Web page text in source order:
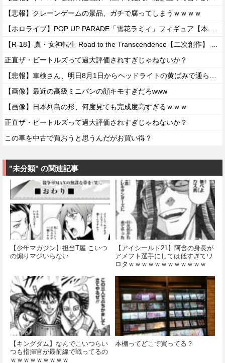
【悲報】クレーンゲームの景品、ガチで腐ってしまうｗｗｗｗ
正直ザ・ビートルズって過大評価されすぎじゃねないか？
【画像】最近の高級ミニバンの顔キモすぎだろwww
【画像】日本列島の形、何度見ても完成度高すぎるｗｗｗ
正直ザ・ビートルズって過大評価されすぎじゃねないか？
この車を中古で買おうと思うんだがお買い得？
"未分類" の関連記事
【少年マガジン】担当T屋 こいつ
の煽りマジいらない
【アイシールド21】阿含の身長が
アメフト選手にしては低すぎてワ
ロタｗｗｗｗｗｗｗｗｗｗｗｗ
【キングダム】なんでこいつらい
つも指揮官が最前線で戦ってるの
ｗｗｗｗｗｗｗｗｗ
本棚ってどこで買ってる？